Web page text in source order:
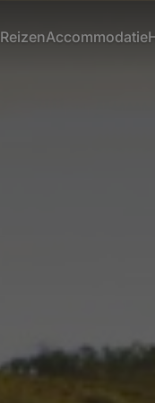
ReizenAccommodatie